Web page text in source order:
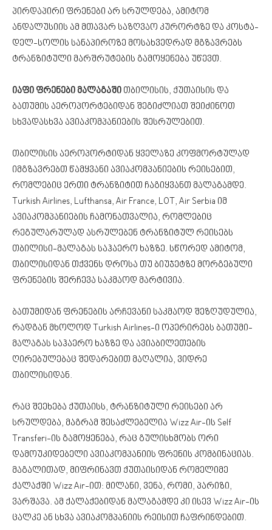
პირდაპირი ფრენები არ სრულდება, ამიტომ
ანდალუსიის ამ მთავარ საზღვაო კურორტზე და კოსტა-
დელ-სოლის სანაპიროზე მოსახვედრად მგზავრებს
ტრანზიტული მარშრუტების გამოყენება უწევთ.
იაფი ფრენები მალაგაში თბილისის, ქუთაისის და
ბათუმის აეროპორტებიდან შეგიძლიათ შეიძინოთ
სხვადასხვა ავიაკომპანიების შესრულებით.
თბილისის აეროპორტიდან ყველაზე კოფმორტულად
იმგზავრებთ წამყვანი ავიაკომპანიების რეისებით,
რომლებიც ერთი ტრანზიტით ჩაგიყვანთ მალაგამდე.
Turkish Airlines, Lufthansa, Air France, LOT, Air Serbia იმ
ავიაკომპანიების ჩამონათვალია, რომლებიც
რეგულარულად ასრულებენ ტრანზიტულ რეისებს
თბილისი-მალაგას საჰაერო ხაზზე. სწორედ ამიტომ,
თბილისიდან თქვენს დროსა თუ ბიუჯეტზე მორგებული
ფრენების შერჩევა საკმაოდ მარტივია.
ბათუმიდან ფრენების არჩევანი საკმაოდ შეზღუდულია,
რადგან მხოლოდ Turkish Airlines-ი ოპერირებს ბათუმი-
მალაგას საჰაერო ხაზზე და ავიაბილეთების
ღირებულებაც შედარებით მაღალია, ვიდრე
თბილისიდან.
რაც შეეხება ქუთაისს, ტრანზიტული რეისები არ
სრულდება, მაგრამ შესაძლებელია Wizz Air-ის Self
Transferi-ის გამოყენება, რაც გულისხმობს ორი
დამოუკიდებელი ავიაკომპანიის ფრენის კომბინაციას.
მაგალითად, მიფრინავთ ქუთაისიდან რომელიმე
ქალაქში Wizz Air-ით: მილანი, ვენა, რომი, პარიზი,
ვარშავა. ამ ქალაქებიდან მალაგამდე კი ისევ Wizz Air-ის
ცალკე ან სხვა ავიაკომპანიის რეისით ჩაფრინდებით.